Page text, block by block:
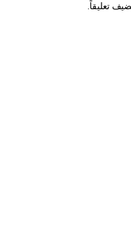
تعليقاً.